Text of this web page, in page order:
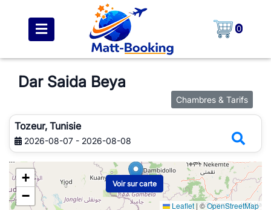
0
Dar Saida Beya
Chambres & Tarifs
Tozeur, Tunisie
2026-08-07 - 2026-08-08
+
−
Leaflet | ©OpenStreetMap
Voir sur carte